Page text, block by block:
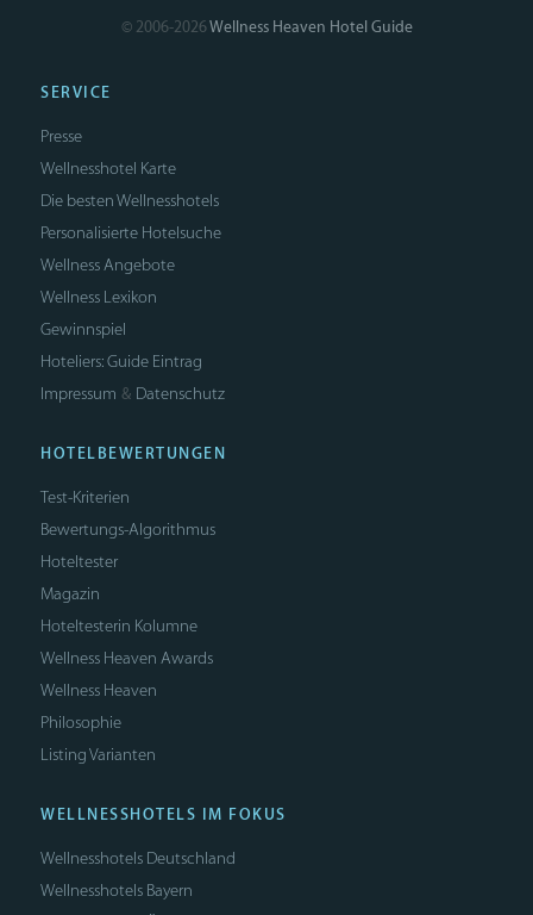
© 2006-2026Wellness Heaven Hotel Guide
SERVICE
Presse
Wellnesshotel Karte
Die besten Wellnesshotels
Personalisierte Hotelsuche
Wellness Angebote
Wellness Lexikon
Gewinnspiel
Hoteliers: Guide Eintrag
Impressum & Datenschutz
HOTELBEWERTUNGEN
Test-Kriterien
Bewertungs-Algorithmus
Hoteltester
Magazin
Hoteltesterin Kolumne
Wellness Heaven Awards
Wellness Heaven
Philosophie
Listing Varianten
WELLNESSHOTELS IM FOKUS
Wellnesshotels Deutschland
Wellnesshotels Bayern